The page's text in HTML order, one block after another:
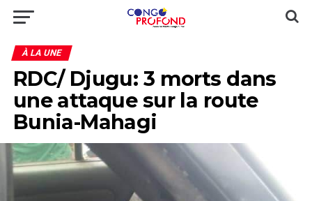
À LA UNE
RDC/ Djugu: 3 morts dans
une attaque sur la route
Bunia-Mahagi